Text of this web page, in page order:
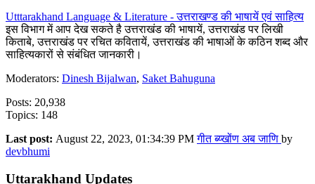
Utttarakhand Language & Literature - उत्तराखण्ड की भाषायें एवं साहित्य
इस विभाग में आप देख सकते है उत्तराखंड की भाषायें, उत्तराखंड पर लिखी
किताबे, उत्तराखंड पर रचित कवितायें, उत्तराखंड की भाषाओं के कठिन शब्द और
साहित्यकारों से संबंधित जानकारी।
Moderators: Dinesh Bijalwan, Saket Bahuguna
Posts: 20,938
Topics: 148
Last post: August 22, 2023, 01:34:39 PMगीत ब्य्खोंण अब जाणि by
devbhumi
Uttarakhand Updates